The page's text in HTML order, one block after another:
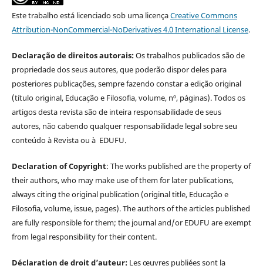
Este trabalho está licenciado sob uma licençaCreative Commons
Attribution-NonCommercial-NoDerivatives 4.0 International License.
Declaração de direitos autorais:Os trabalhos publicados são de
propriedade dos seus autores, que poderão dispor deles para
posteriores publicações, sempre fazendo constar a edição original
(título original, Educação e Filosofia, volume, nº, páginas). Todos os
artigos desta revista são de inteira responsabilidade de seus
autores, não cabendo qualquer responsabilidade legal sobre seu
conteúdo à Revista ou à EDUFU.
Declaration of Copyright: The works published are the property of
their authors, who may make use of them for later publications,
always citing the original publication (original title, Educação e
Filosofia, volume, issue, pages). The authors of the articles published
are fully responsible for them; the journal and/or EDUFU are exempt
from legal responsibility for their content.
Déclaration de droit d’auteur: Les œuvres publiées sont la